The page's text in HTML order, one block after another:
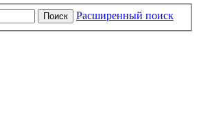
Поиск
Расширенный поиск